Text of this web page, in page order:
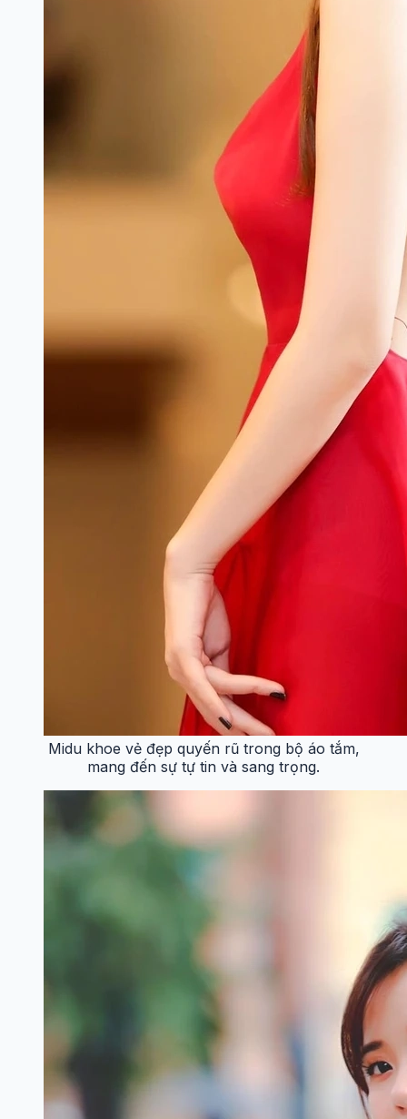
Midu khoe vẻ đẹp quyến rũ trong bộ áo tắm,
mang đến sự tự tin và sang trọng.